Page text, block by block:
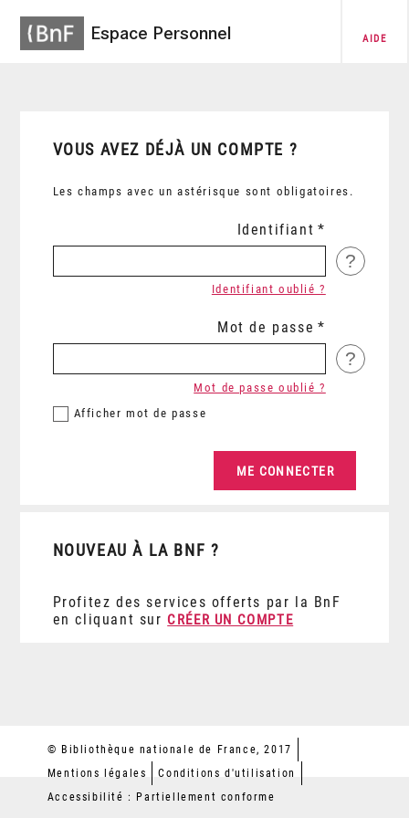
Espace Personnel AIDE
VOUS AVEZ DÉJÀ UN COMPTE ?
Les champs avec un astérisque sont obligatoires.
Identifiant
?
Identifiant oublié ?
Mot de passe
?
Afficher mot de passe
Mot de passe oublié ?
NOUVEAU À LA BNF ?
Profitez des services offerts par la BnF
en cliquant sur CRÉER UN COMPTE
© Bibliothèque nationale de France, 2017
Mentions légales
Conditions d'utilisation
Accessibilité : Partiellement conforme